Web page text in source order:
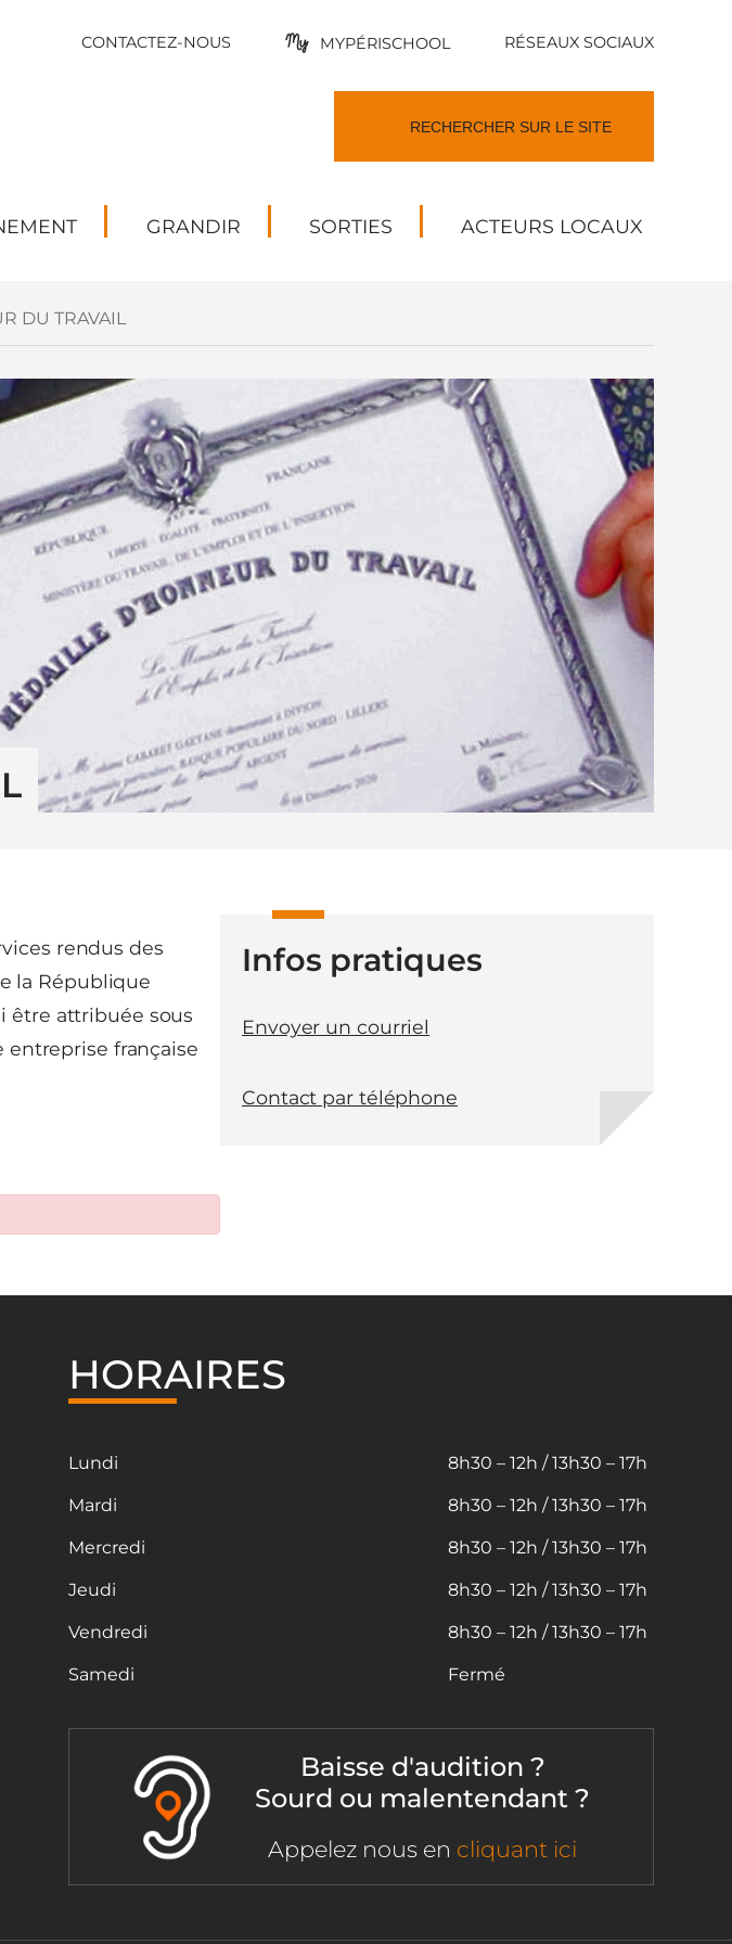
CONTACTEZ-NOUS MYPÉRISCHOOL RÉSEAUX SOCIAUX
GRANDIR SORTIES ACTEURS LOCAUX
DU TRAVAIL
rendus des
la République
être attribuée sous
entreprise française
Infos pratiques
Envoyer un courriel
Contact par téléphone
HORAIRES
Lundi
Mardi
Mercredi
Jeudi
Vendredi
Samedi
8h30 – 12h / 13h30 – 17h
8h30 – 12h / 13h30 – 17h
8h30 – 12h / 13h30 – 17h
8h30 – 12h / 13h30 – 17h
8h30 – 12h / 13h30 – 17h
Fermé
Baisse d'audition ?
Sourd ou malentendant ?
Appelez nous en cliquant ici